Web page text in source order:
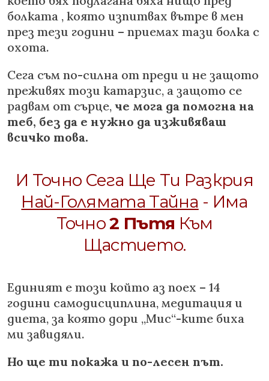
болката , която изпитвах вътре в мен
през тези години – приемах тази болка с
охота.
Сега съм по-силна от преди и не защото
преживях този катарзис, а защото се
радвам от сърце, че мога да помогна на
теб, без да е нужно да изживяваш
всичко това.
И Точно Сега Ще Ти Разкрия
Най-Голямата Тайна - Има
Точно2 Пътя Към
Щастието.
Единият е този който аз поех – 14
години самодисциплина, медитация и
диета, за която дори „Мис“-ките биха
ми завидяли.
Но ще ти покажа и по-лесен път.